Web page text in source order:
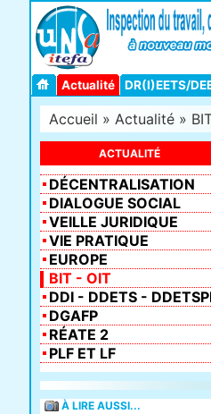
Actualité DR(I)EETS/
Accueil » Actualité »
ACTUALITÉ
DÉCENTRALISATION
DIALOGUE SOCIAL
VEILLE JURIDIQUE
VIE PRATIQUE
EUROPE
BIT - OIT
DDI - DDETS -
DGAFP
RÉATE 2
PLF ET LF
À LIRE AUSSI...